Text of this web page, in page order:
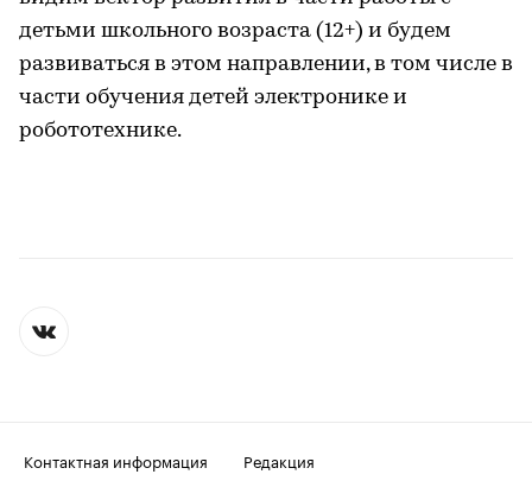
детьми школьного возраста (12+) и будем
развиваться в этом направлении, в том числе в
части обучения детей электронике и
робототехнике.
Контактная информация
Редакция